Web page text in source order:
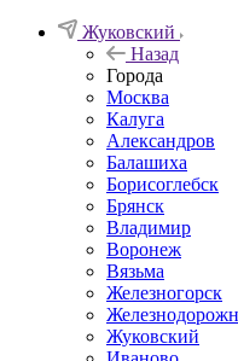
Жуковский
Назад
Города
Москва
Калуга
Александров
Балашиха
Борисоглебск
Брянск
Владимир
Воронеж
Вязьма
Железногорск
Жуковский